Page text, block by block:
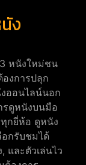
ง
หนังใหม่ชน
งการปลุก
ออนไลน์นอก
รดูหนังบนมือ
กยี่ห้อ ดูหนัง
อกรับชมได้
และตัวเล่นไว